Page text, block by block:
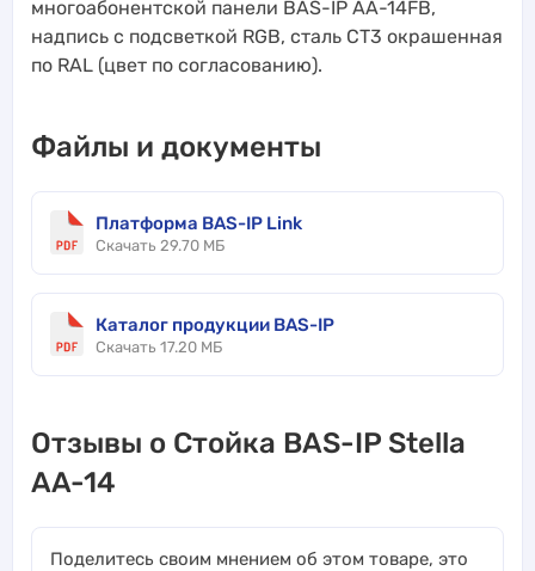
многоабонентской панели BAS-IP AA-14FB,
надпись с подсветкой RGB, сталь СТ3 окрашенная
по RAL (цвет по согласованию).
Файлы и документы
Платформа BAS-IP Link
Скачать 29.70 МБ
Каталог продукции BAS-IP
Скачать 17.20 МБ
Отзывы о Стойка BAS-IP Stella
AA-14
Поделитесь своим мнением об этом товаре, это